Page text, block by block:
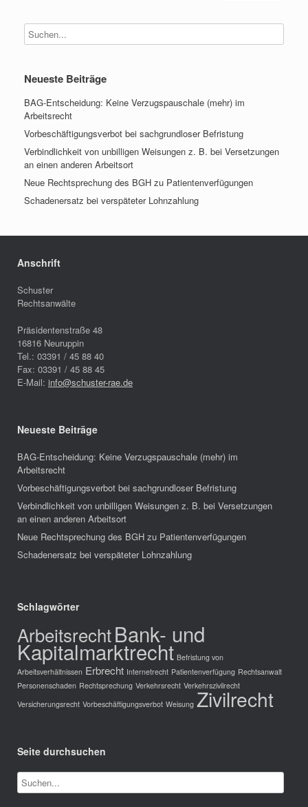
Neueste Beiträge
BAG-Entscheidung: Keine Verzugspauschale (mehr) im
Arbeitsrecht
Vorbeschäftigungsverbot bei sachgrundloser Befristung
Verbindlichkeit von unbilligen Weisungen z. B. bei Versetzungen
an einen anderen Arbeitsort
Neue Rechtsprechung des BGH zu Patientenverfügungen
Schadenersatz bei verspäteter Lohnzahlung
Anschrift
Schuster
Rechtsanwälte
Präsidentenstraße 48
16816 Neuruppin
Tel.: 03391 / 45 88 40
Fax: 03391 / 45 88 45
E-Mail: info@schuster-rae.de
Neueste Beiträge
BAG-Entscheidung: Keine Verzugspauschale (mehr) im
Arbeitsrecht
Vorbeschäftigungsverbot bei sachgrundloser Befristung
Verbindlichkeit von unbilligen Weisungen z. B. bei Versetzungen
an einen anderen Arbeitsort
Neue Rechtsprechung des BGH zu Patientenverfügungen
Schadenersatz bei verspäteter Lohnzahlung
Schlagwörter
ArbeitsrechtBank- und
Kapitalmarktrecht Befristung von
Arbeitsverhältnissen Erbrecht Internetrecht Patientenverfügung Rechtsanwalt
Personenschaden Rechtsprechung Verkehrsrecht Verkehrszivilrecht
Versicherungsrecht Vorbeschäftigungsverbot Weisung Zivilrecht
Seite durchsuchen